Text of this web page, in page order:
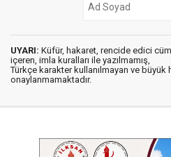
UYARI: Küfür, hakaret, rencide edici
içeren, imla kuralları ile yazılmamış,
Türkçe karakter kullanılmayan ve büyük
onaylanmamaktadır.